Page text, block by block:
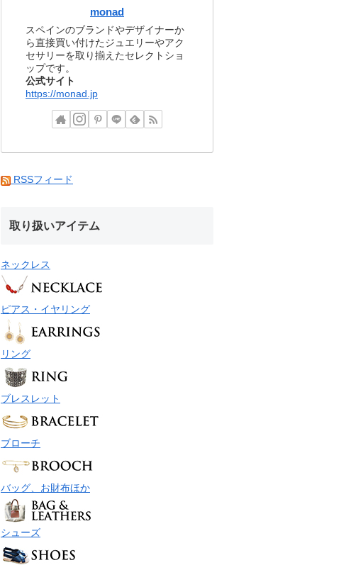
monad
スペインのブランドやデザイナーか
ら直接買い付けたジュエリーやアク
セサリーを取り揃えたセレクトショ
ップです。
公式サイト
https://monad.jp
RSSフィード
取り扱いアイテム
ネックレス
ピアス・イヤリング
リング
ブレスレット
ブローチ
バッグ、お財布ほか
シューズ